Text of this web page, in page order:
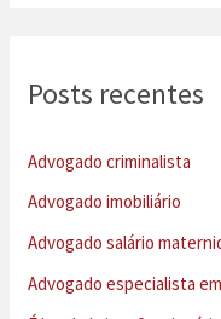
i
p
o
Posts recentes
Advogado criminalista
Advogado imobiliário
Advogado salário
Advogado especialista